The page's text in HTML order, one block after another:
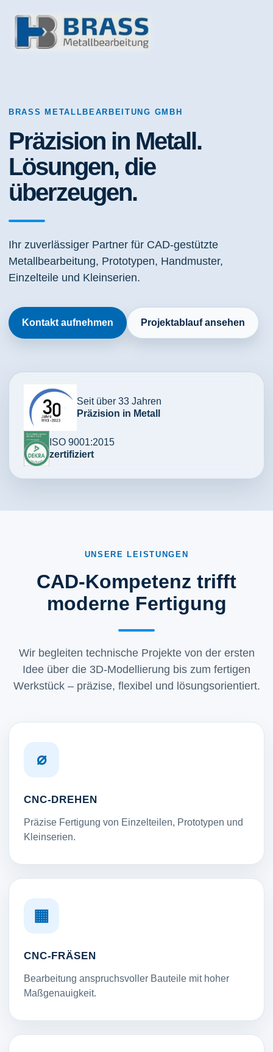
BRASS METALLBEARBEITUNG GMBH
Präzision in Metall.
Lösungen, die
überzeugen.
Ihr zuverlässiger Partner für CAD-gestützte
Metallbearbeitung, Prototypen, Handmuster,
Einzelteile und Kleinserien.
Kontakt aufnehmen Projektablauf ansehen
Seit über 33 Jahren
Präzision in Metall
ISO 9001:2015
zertifiziert
UNSERE LEISTUNGEN
CAD-Kompetenz trifft
moderne Fertigung
Wir begleiten technische Projekte von der ersten
Idee über die 3D-Modellierung bis zum fertigen
Werkstück – präzise, flexibel und lösungsorientiert.
⌀
CNC-DREHEN
Präzise Fertigung von Einzelteilen, Prototypen und
Kleinserien.
▦
CNC-FRÄSEN
Bearbeitung anspruchsvoller Bauteile mit hoher
Maßgenauigkeit.